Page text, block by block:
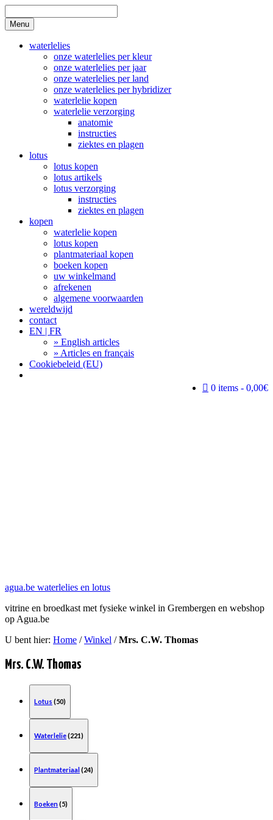
to
content
Search
Menu
waterlelies
onze waterlelies per kleur
onze waterlelies per jaar
onze waterlelies per land
onze waterlelies per hybridizer
waterlelie kopen
waterlelie verzorging
anatomie
instructies
ziektes en plagen
lotus
lotus kopen
lotus artikels
lotus verzorging
instructies
ziektes en plagen
kopen
waterlelie kopen
lotus kopen
plantmateriaal kopen
boeken kopen
uw winkelmand
afrekenen
algemene voorwaarden
wereldwijd
contact
EN | FR
» English articles
» Articles en français
Cookiebeleid (EU)
0 items
0,00€
agua.be waterlelies en lotus
vitrine en broedkast met fysieke winkel in Grembergen en webshop
op Agua.be
U bent hier: Home /Winkel /Mrs. C.W. Thomas
Mrs. C.W. Thomas
Lotus (50)
Waterlelie(221)
Plantmateriaal (24)
Boeken(5)